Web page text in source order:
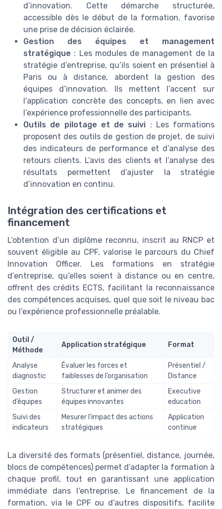
d’innovation. Cette démarche structurée,
accessible dès le début de la formation, favorise
une prise de décision éclairée.
Gestion des équipes et management
stratégique : Les modules de management de la
stratégie d’entreprise, qu’ils soient en présentiel à
Paris ou à distance, abordent la gestion des
équipes d’innovation. Ils mettent l’accent sur
l’application concrète des concepts, en lien avec
l’expérience professionnelle des participants.
Outils de pilotage et de suivi : Les formations
proposent des outils de gestion de projet, de suivi
des indicateurs de performance et d’analyse des
retours clients. L’avis des clients et l’analyse des
résultats permettent d’ajuster la stratégie
d’innovation en continu.
Intégration des certifications et
financement
L’obtention d’un diplôme reconnu, inscrit au RNCP et
souvent éligible au CPF, valorise le parcours du Chief
Innovation Officer. Les formations en stratégie
d’entreprise, qu’elles soient à distance ou en centre,
offrent des crédits ECTS, facilitant la reconnaissance
des compétences acquises, quel que soit le niveau bac
ou l’expérience professionnelle préalable.
Outil /
Méthode
Application stratégique Format
Analyse
diagnostic
Évaluer les forces et
faiblesses de l’organisation
Présentiel /
Distance
Gestion
d’équipes
Structurer et animer des
équipes innovantes
Executive
education
Suivi des
indicateurs
Mesurer l’impact des actions
stratégiques
Application
continue
La diversité des formats (présentiel, distance, journée,
blocs de compétences) permet d’adapter la formation à
chaque profil, tout en garantissant une application
immédiate dans l’entreprise. Le financement de la
formation, via le CPF ou d’autres dispositifs, facilite